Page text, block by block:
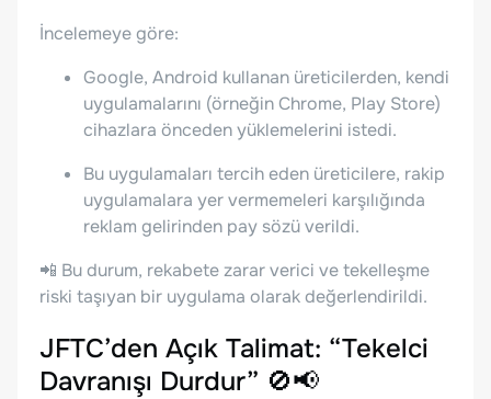
İncelemeye göre:
Google, Android kullanan üreticilerden, kendi
uygulamalarını (örneğin Chrome, Play Store)
cihazlara önceden yüklemelerini istedi.
Bu uygulamaları tercih eden üreticilere, rakip
uygulamalara yer vermemeleri karşılığında
reklam gelirinden pay sözü verildi.
📲 Bu durum, rekabete zarar verici ve tekelleşme
riski taşıyan bir uygulama olarak değerlendirildi.
JFTC’den Açık Talimat: “Tekelci
Davranışı Durdur” 🚫📢